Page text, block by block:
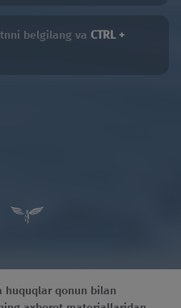
belgilang va CTRL +
huquqlar qonun bilan